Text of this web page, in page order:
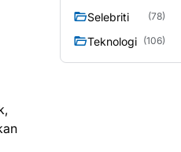
Selebriti (78)
Teknologi (106)